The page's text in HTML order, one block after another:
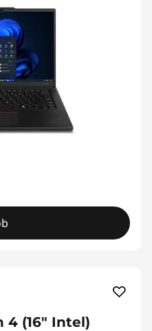
4 (16" Intel)